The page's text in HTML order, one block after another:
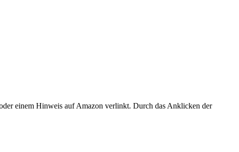
einem Hinweis auf Amazon verlinkt. Durch das Anklicken der